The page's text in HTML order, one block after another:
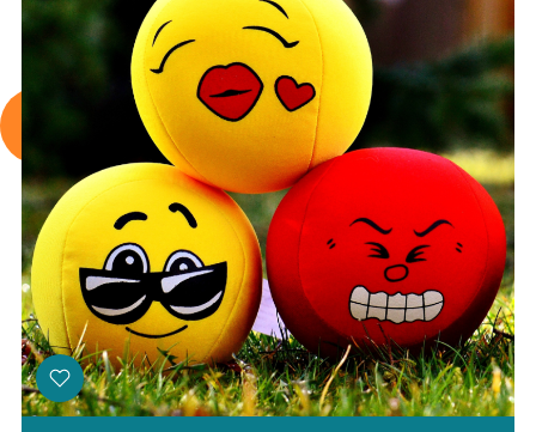
Viņi bija LAMPĀ 2026
Jaunumi
Ziedo
Veikals
Kontakti